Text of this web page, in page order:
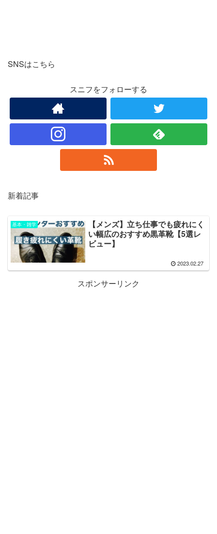
SNSはこちら
スニフをフォローする
新着記事
基本・雑学
【メンズ】立ち仕事でも疲れにく
い幅広のおすすめ黒革靴【5選レ
ビュー】
2023.02.27
スポンサーリンク